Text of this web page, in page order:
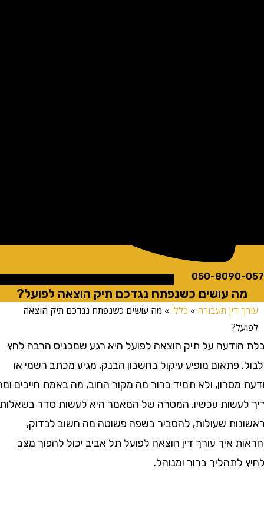
050-
עושים כשנפתח נגדכם תיק הוצאה לפועל?
דין תעבורה»כללי»מה עושים כשנפתח נגדכם תיק הוצאה
על תיק הוצאה לפועל היא רגע שמכניס הרבה לחץ
פתאום מופיע עיקול בחשבון הבנק, מגיע מכתב רשמי או
ולא תמיד ברור מה מקור החוב, מה באמת חייבים ומה
עכשיו. המטרה של המאמר היא לעשות סדר בשאלות
שעולות, להסביר בשפה פשוטה מה חשוב לבדוק,
איך עורך דין הוצאה לפועל תל אביב יכול להפוך מצב
ברור ומנוהל.